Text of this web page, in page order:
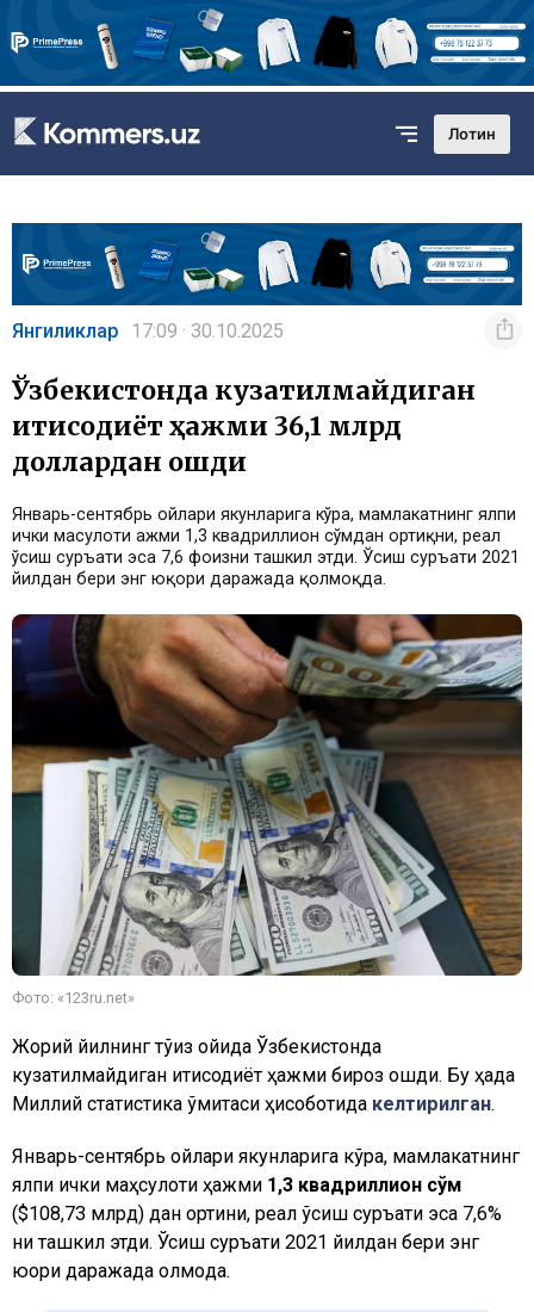
Лотин
Янгиликлар 17:09 · 30.10.2025
Ўзбекистонда кузатилмайдиган
иқтисодиёт ҳажми 36,1 млрд
доллардан ошди
Январь-сентябрь ойлари якунларига кўра, мамлакатнинг ялпи
ички маҳсулоти ҳажми 1,3 квадриллион сўмдан ортиқни, реал
ўсиш суръати эса 7,6 фоизни ташкил этди. Ўсиш суръати 2021
йилдан бери энг юқори даражада қолмоқда.
Фото: «123ru.net»
Жорий йилнинг тўққиз ойида Ўзбекистонда
кузатилмайдиган иқтисодиёт ҳажми бироз ошди. Бу ҳақда
Миллий статистика қўмитаси ҳисоботида келтирилган.
Январь-сентябрь ойлари якунларига кўра, мамлакатнинг
ялпи ички маҳсулоти ҳажми 1,3 квадриллион сўм
($108,73 млрд) дан ортиқни, реал ўсиш суръати эса 7,6%
ни ташкил этди. Ўсиш суръати 2021 йилдан бери энг
юқори даражада қолмоқда.